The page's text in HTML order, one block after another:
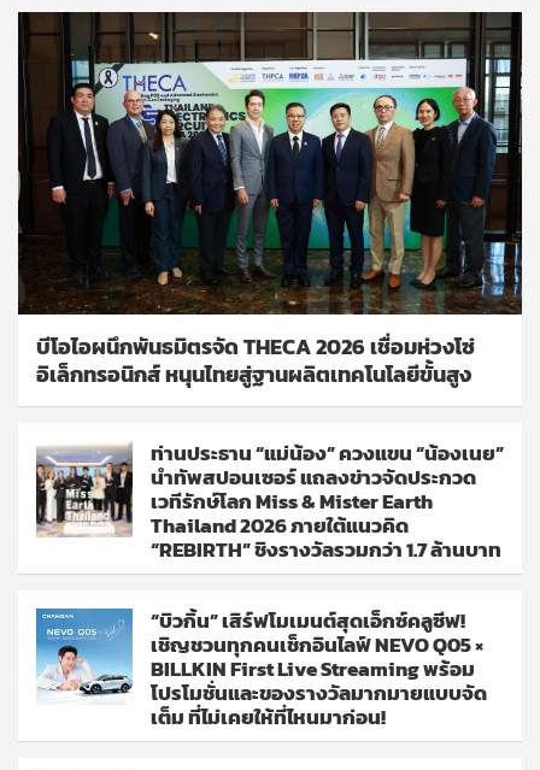
บีโอไอผนึกพันธมิตรจัด THECA 2026 เชื่อมห่วงโซ่
อิเล็กทรอนิกส์ หนุนไทยสู่ฐานผลิตเทคโนโลยีขั้นสูง
ท่านประธาน “แม่น้อง” ควงแขน “น้องเนย”
นำทัพสปอนเซอร์ แถลงข่าวจัดประกวด
เวทีรักษ์โลก Miss & Mister Earth
Thailand 2026 ภายใต้แนวคิด
“REBIRTH” ชิงรางวัลรวมกว่า 1.7 ล้านบาท
“บิวกิ้น” เสิร์ฟโมเมนต์สุดเอ็กซ์คลูซีฟ!
เชิญชวนทุกคนเช็กอินไลฟ์ NEVO Q05 ×
BILLKIN First Live Streaming พร้อม
โปรโมชั่นและของรางวัลมากมายแบบจัด
เต็ม ที่ไม่เคยให้ที่ไหนมาก่อน!